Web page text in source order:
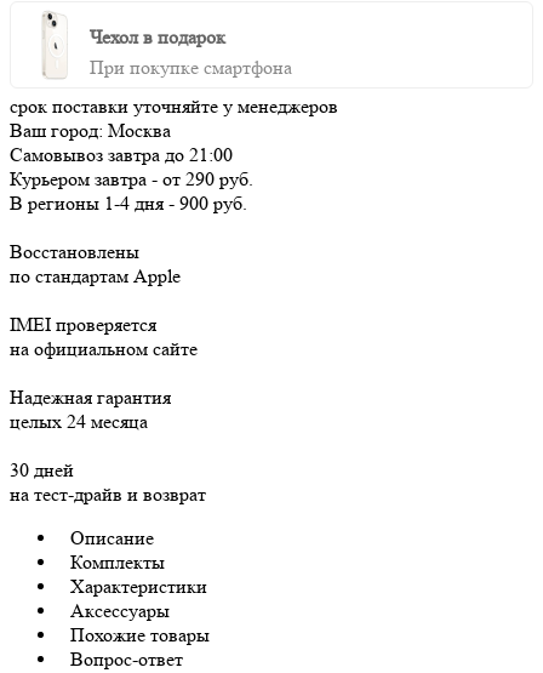
Чехол в подарок
При покупке смартфона
срок поставки уточняйте у менеджеров
Ваш город: Москва
Самовывоз завтра до 21:00
Курьером завтра - от 290 руб.
В регионы 1-4 дня - 900 руб.
Восстановлены
по стандартам Apple
IMEI проверяется
на официальном сайте
Надежная гарантия
целых 24 месяца
30 дней
на тест-драйв и возврат
Описание
Комплекты
Характеристики
Аксессуары
Похожие товары
Вопрос-ответ